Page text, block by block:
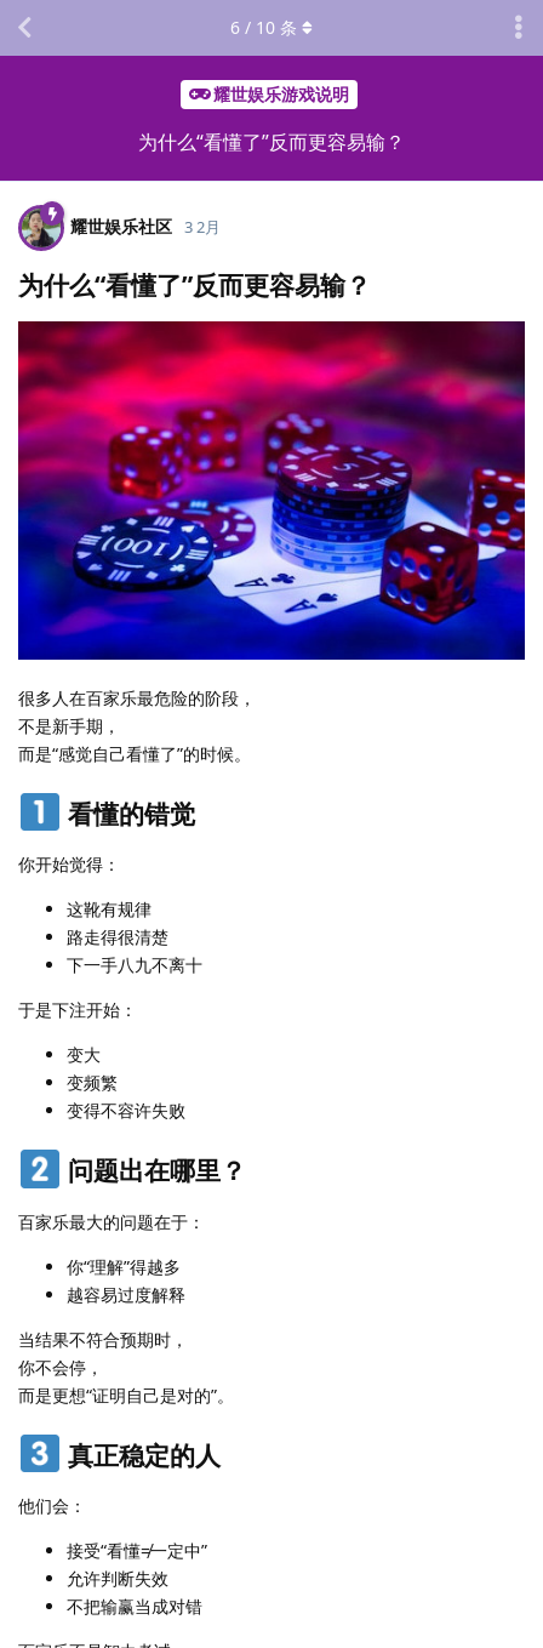
耀世娱乐游戏说明
为什么“看懂了”反而更容易输？
6 / 10 条
耀世娱乐社区 3 2月
为什么“看懂了”反而更容易输？
很多人在百家乐最危险的阶段，
不是新手期，
而是“感觉自己看懂了”的时候。
看懂的错觉
你开始觉得：
这靴有规律
路走得很清楚
下一手八九不离十
于是下注开始：
变大
变频繁
变得不容许失败
问题出在哪里？
百家乐最大的问题在于：
你“理解”得越多
越容易过度解释
当结果不符合预期时，
你不会停，
而是更想“证明自己是对的”。
真正稳定的人
他们会：
接受“看懂≠一定中”
允许判断失效
不把输赢当成对错